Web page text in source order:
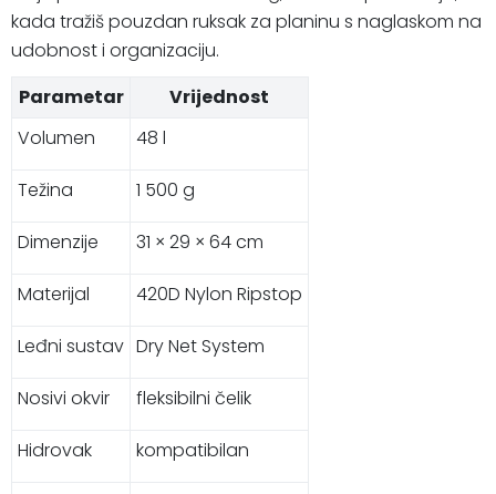
kada tražiš pouzdan ruksak za planinu s naglaskom na
udobnost i organizaciju.
Parametar
Vrijednost
Volumen
48 l
Težina 1 500 g
Dimenzije 31 × 29 × 64 cm
Materijal 420D Nylon Ripstop
Leđni sustav Dry Net System
Nosivi okvir fleksibilni čelik
Hidrovak kompatibilan